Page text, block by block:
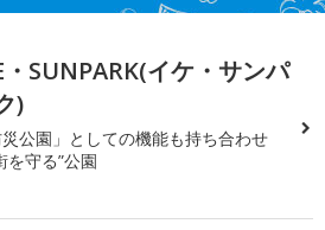
・SUNPARK(イケ・サンパ
)
災公園」としての機能も持ち合わせ
を守る”公園